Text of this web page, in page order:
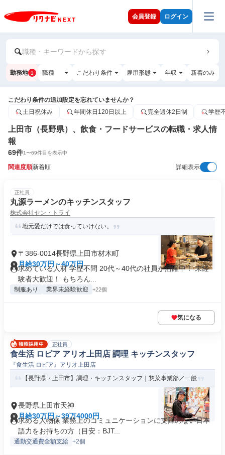
会員登録 ログイン
職種・キーワードから探す
勤務地 1 職種 こだわり条件 雇用形態 年収 新着のみ
こだわり条件の追加設定を忘れていませんか？
土日祝休み
年間休日120日以上 完全週休2日制 学歴
上田市（長野県）、飲食・フードサービスの転職・求人情
報
69件1〜69件目を表示中
関連度順新着順 詳細表示
正社員
丸源ラーメンのキッチンスタッフ
株式会社セン・トライ
地元愛だけでは食っていけない。
〒386-0014長野県上田市材木町
月給30万円～40万円
求めている人材 学歴不問 20代～40代の社員が活躍中！ 未経
験者大歓迎！ もちろん...
制服あり 業界未経験歓迎 +22個
気になる
正社員
食生活 ロピア アリオ上田店 調理 キッチンスタッフ
『食生活 ロピア』アリオ上田店
【長野県・上田市】調理・キッチンスタッフ｜惣菜事業部／一般
長野県上田市天神
月給30万円～39万4000円
求める人物像 業務上のコミュニケーションに支障のない日本
語力をお持ちの方（目安：BJT...
通勤交通費全額支給 +2個